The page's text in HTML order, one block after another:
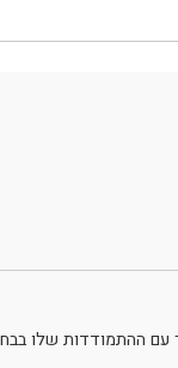
עם ההתמודדות שלו